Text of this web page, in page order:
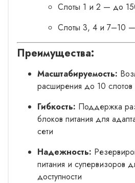
Слоты 1 и 2 — до
Слоты 3, 4 и 7–10
Преимущества:
Масштабируемость:
расширения до 10 слотов
Гибкость: Поддержка
блоков питания для
сети
Надежность:
питания и супервизоров
доступности